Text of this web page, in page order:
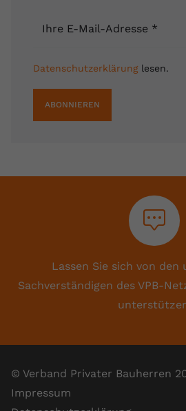
Ihre E-Mail-Adresse *
Datenschutzerklärunglesen.
ABONNIEREN
Lassen Sie sich von den
Sachverständigen des VPB-
© Verband Privater Bauherren
Impressum